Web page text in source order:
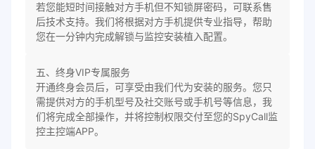
若您能短时间接触对方手机但不知锁屏密码，可联系售
后技术支持。我们将根据对方手机提供专业指导，帮助
您在一分钟内完成解锁与监控安装植入配置。
五、终身VIP专属服务
开通终身会员后，可享受由我们代为安装的服务。您只
需提供对方的手机型号及社交账号或手机号等信息，我
们将完成全部操作，并将控制权限交付至您的SpyCall监
控主控端APP。